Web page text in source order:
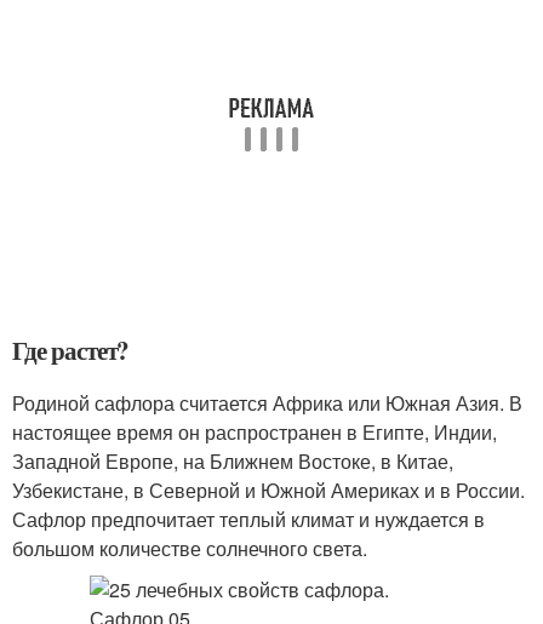
Где растет?
Родиной сафлора считается Африка или Южная Азия. В
настоящее время он распространен в Египте, Индии,
Западной Европе, на Ближнем Востоке, в Китае,
Узбекистане, в Северной и Южной Америках и в России.
Сафлор предпочитает теплый климат и нуждается в
большом количестве солнечного света.